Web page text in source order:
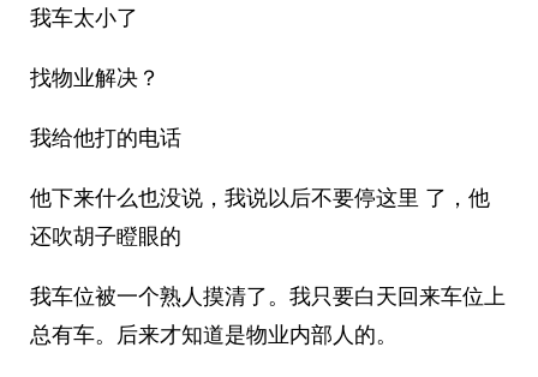
我车太小了
找物业解决？
我给他打的电话
他下来什么也没说，我说以后不要停这里 了，他
还吹胡子瞪眼的
我车位被一个熟人摸清了。我只要白天回来车位上
总有车。后来才知道是物业内部人的。